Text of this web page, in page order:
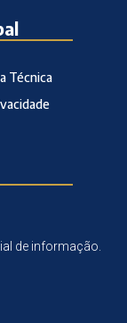
Técnica
de informação.